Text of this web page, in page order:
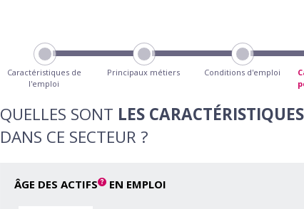
Caractéristiques de
l'emploi
Principaux métiers Conditions d'emploi
QUELLES SONT LES
DANS CE SECTEUR ?
ÂGE DES ACTIFS EN EMPLOI